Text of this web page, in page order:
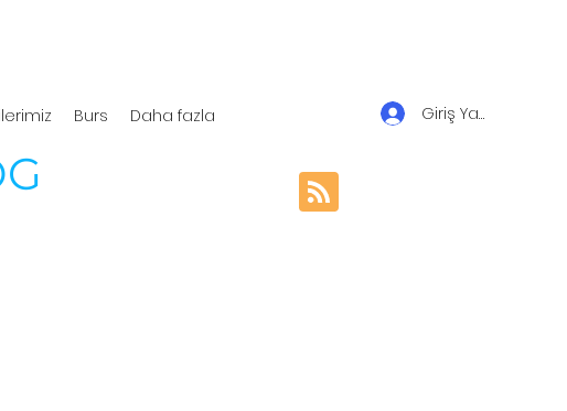
Burs Daha fazla Giriş Yap